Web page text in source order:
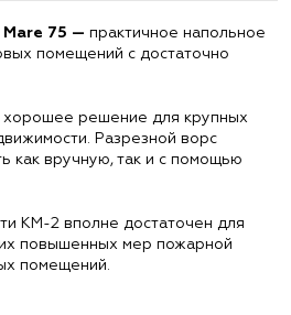
Mare 75 — практичное напольное
помещений с достаточно
решение для крупных
Разрезной ворс
как вручную, так и с помощью
КМ-2 вполне достаточен для
повышенных мер пожарной
помещений.